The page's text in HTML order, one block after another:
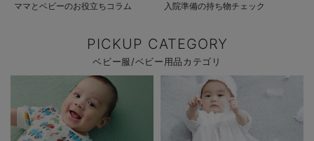
ママとベビーのお役立ちコラム 入院準備の持ち物チェック
PICKUP CATEGORY
ベビー服/ベビー用品カテゴリ